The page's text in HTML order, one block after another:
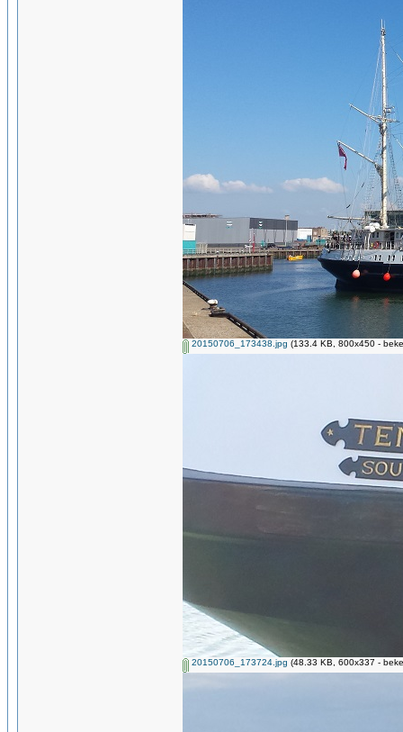
20150706_173438.jpg (133.4 KB, 800x450 -
20150706_173724.jpg (48.33 KB, 600x337 -